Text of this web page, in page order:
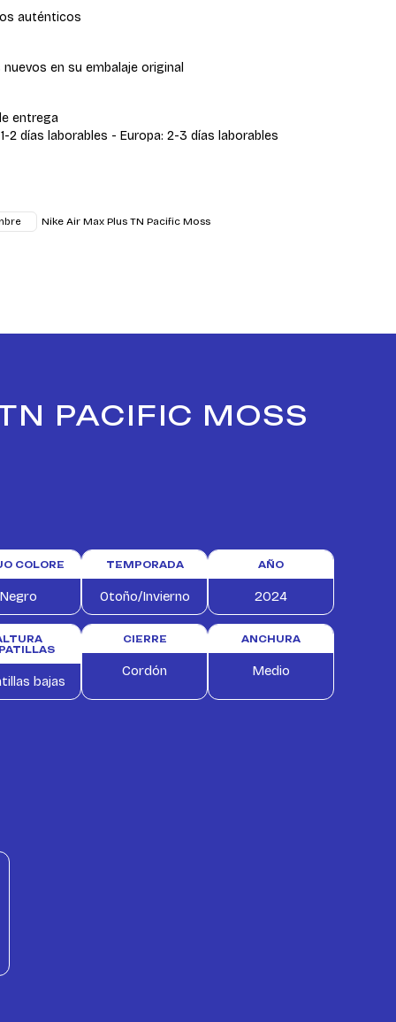
auténticos
en su embalaje original
entrega
2 días laborables - Europa: 2-3 días laborables
Nike Air Max Plus TN Pacific Moss
PACIFIC MOSS
COLORE
Negro
TEMPORADA
Otoño/Invierno
AÑO
2024
bajas
CIERRE
Cordón
ANCHURA
Medio